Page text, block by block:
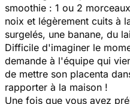
smoothie : 1 ou 2
noix et légèrement cuits à
surgelés, une banane, du
Difficile d'imaginer le
demande à l'équipe qui
de mettre son placenta
rapporter à la maison !
Une fois que vous avez